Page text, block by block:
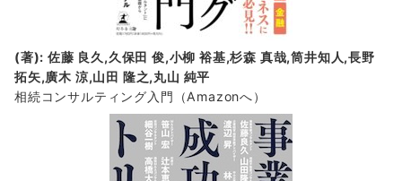
(著): 佐藤 良久,久保田 俊,小柳 裕基,杉森 真哉,筒井知人,長野
拓矢,廣木 涼,山田 隆之,丸山 純平
相続コンサルティング入門 （Amazonへ）